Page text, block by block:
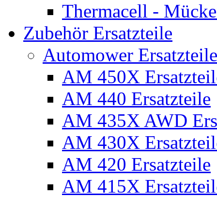
Thermacell -
Zubehör Ersatzteile
Automower
AM 450X
AM 440 Ersatzteile
AM 435X AWD
AM 430X
AM 420 Ersatzteile
AM 415X